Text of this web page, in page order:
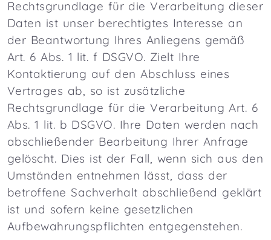
Rechtsgrundlage für die Verarbeitung dieser
Daten ist unser berechtigtes Interesse an
der Beantwortung Ihres Anliegens gemäß
Art. 6 Abs. 1 lit. f DSGVO. Zielt Ihre
Kontaktierung auf den Abschluss eines
Vertrages ab, so ist zusätzliche
Rechtsgrundlage für die Verarbeitung Art. 6
Abs. 1 lit. b DSGVO. Ihre Daten werden nach
abschließender Bearbeitung Ihrer Anfrage
gelöscht. Dies ist der Fall, wenn sich aus den
Umständen entnehmen lässt, dass der
betroffene Sachverhalt abschließend geklärt
ist und sofern keine gesetzlichen
Aufbewahrungspflichten entgegenstehen.